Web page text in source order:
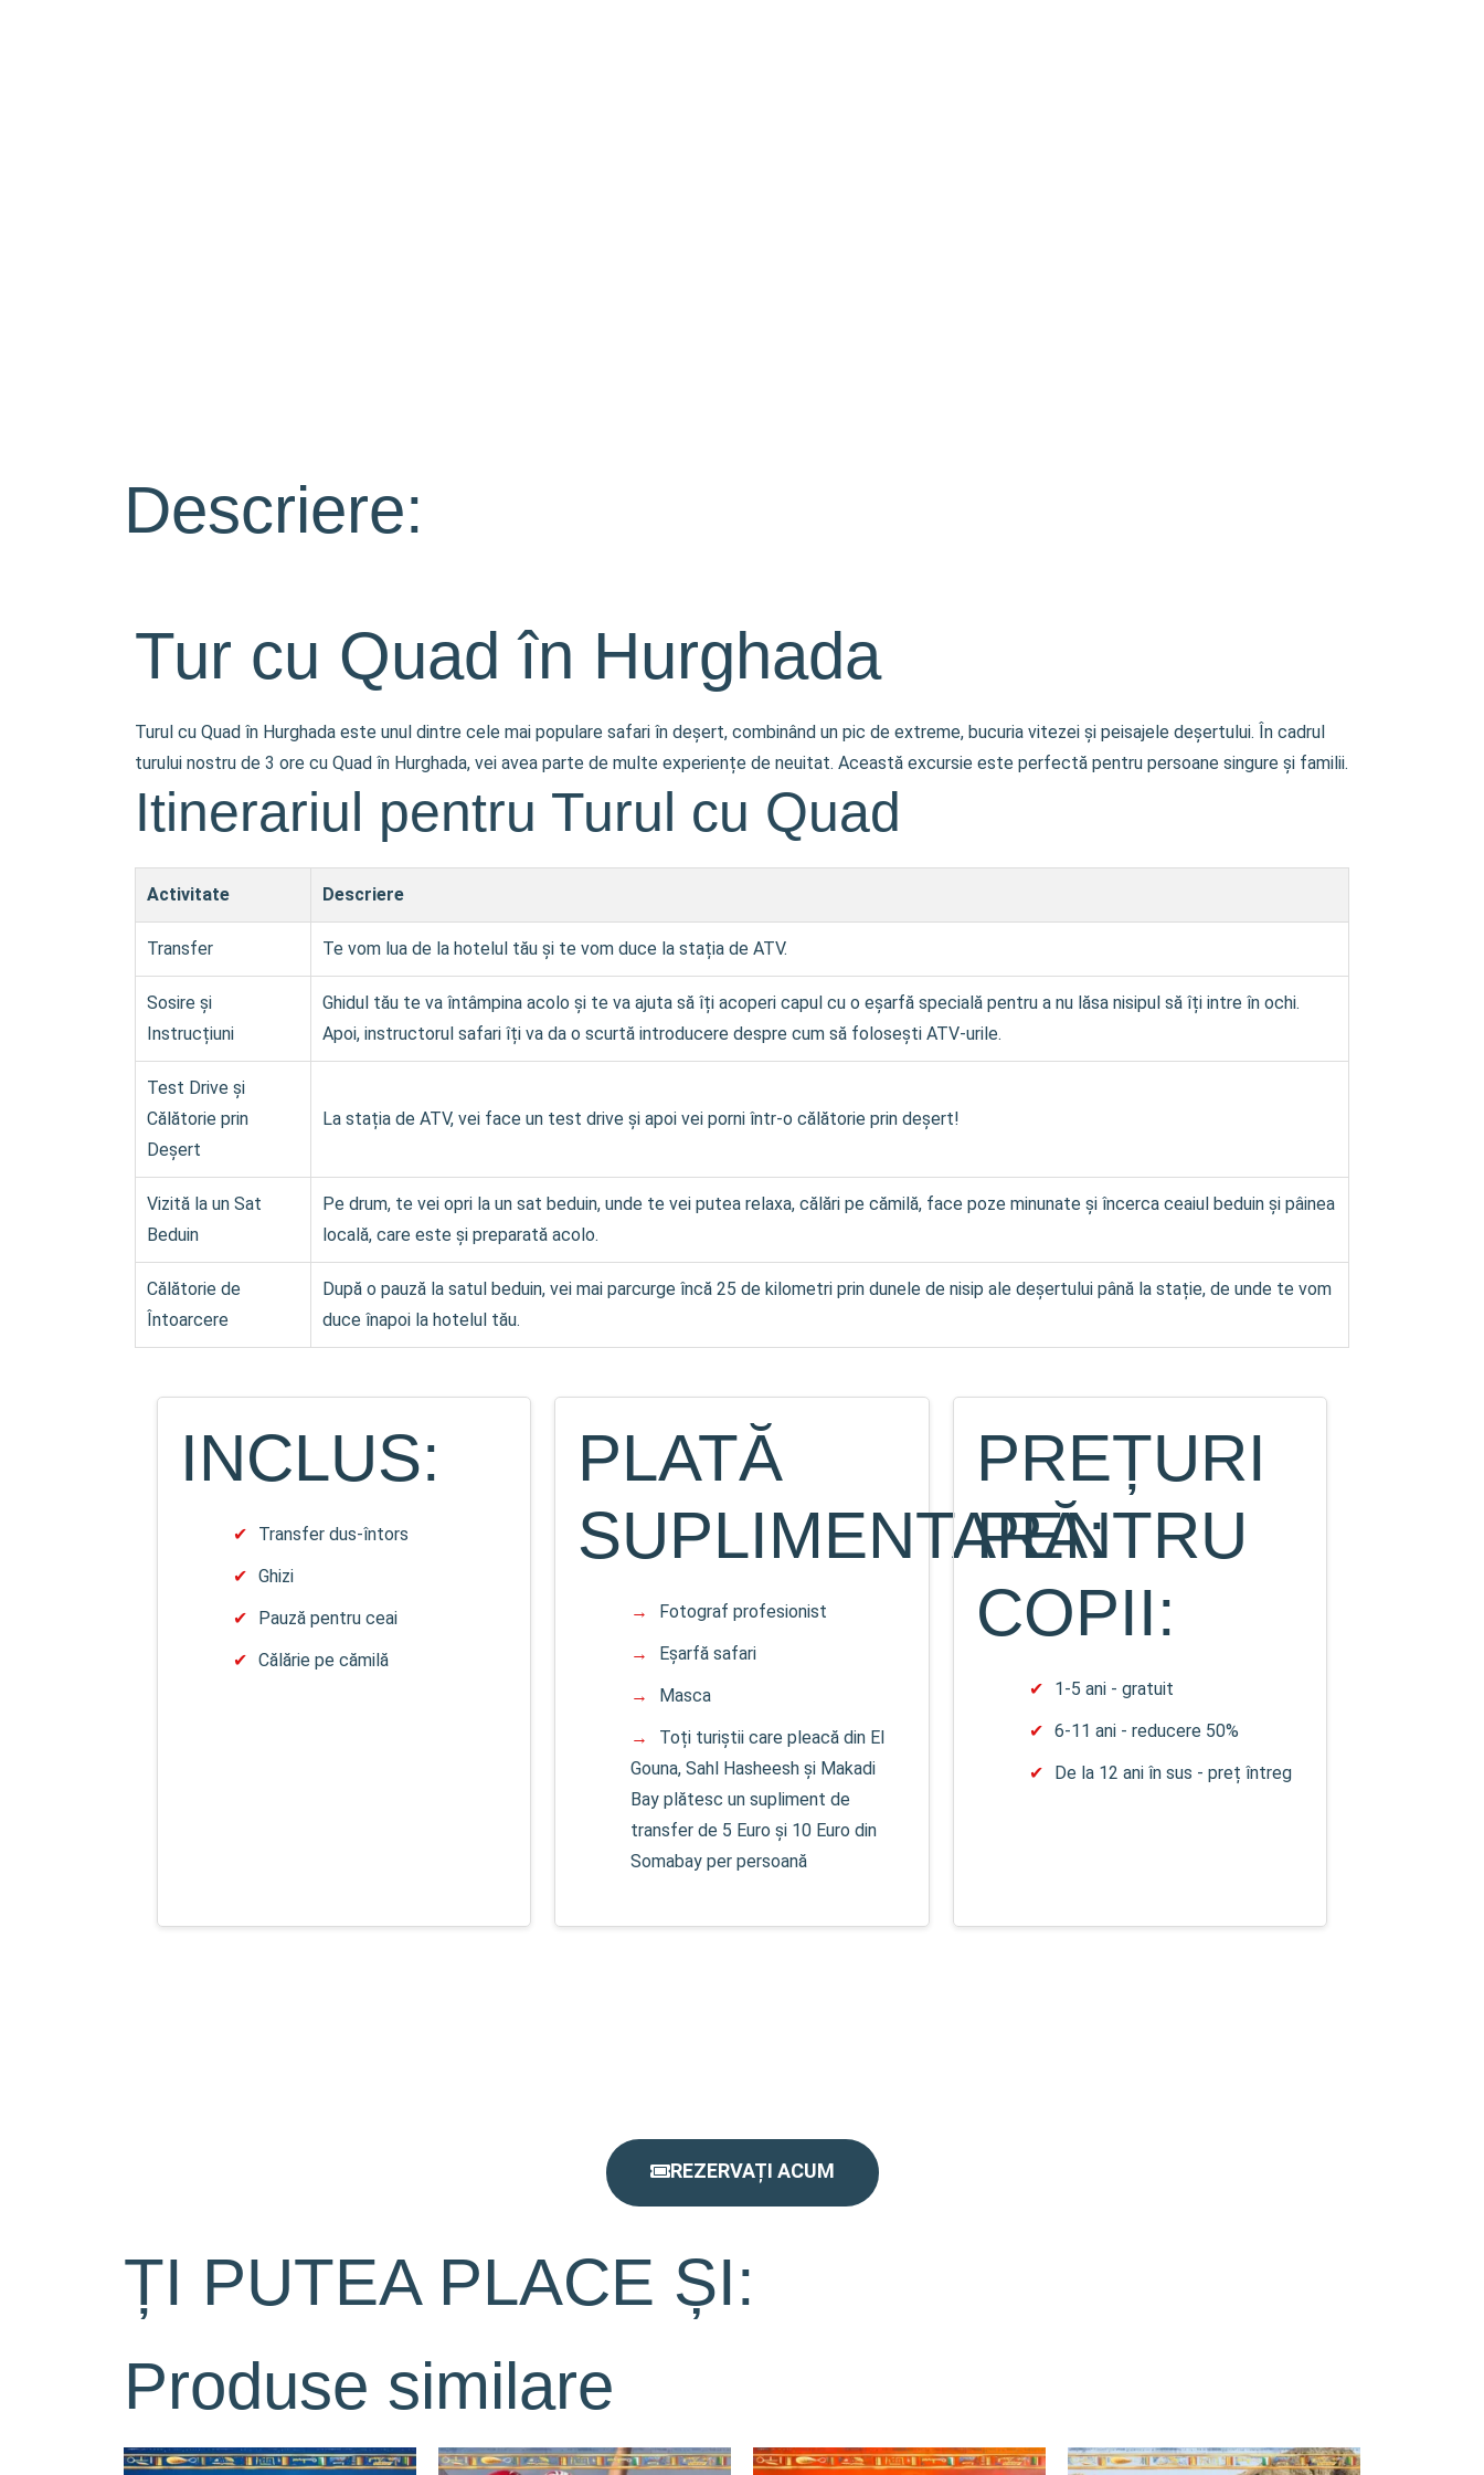
Descriere:
Tur cu Quad în Hurghada
Turul cu Quad în Hurghada este unul dintre cele mai populare safari în deșert, combinând un pic de extreme, bucuria vitezei și peisajele deșertului. În cadrul
turului nostru de 3 ore cu Quad în Hurghada, vei avea parte de multe experiențe de neuitat. Această excursie este perfectă pentru persoane singure și familii.
Itinerariul pentru Turul cu Quad
Activitate Descriere
Transfer Te vom lua de la hotelul tău și te vom duce la stația de ATV.
Sosire și
Instrucțiuni
Ghidul tău te va întâmpina acolo și te va ajuta să îți acoperi capul cu o eșarfă specială pentru a nu lăsa nisipul să îți intre în ochi.
Apoi, instructorul safari îți va da o scurtă introducere despre cum să folosești ATV-urile.
Test Drive și
Călătorie prin
Deșert
La stația de ATV, vei face un test drive și apoi vei porni într-o călătorie prin deșert!
Vizită la un Sat
Beduin
Pe drum, te vei opri la un sat beduin, unde te vei putea relaxa, călări pe cămilă, face poze minunate și încerca ceaiul beduin și pâinea
locală, care este și preparată acolo.
Călătorie de
Întoarcere
După o pauză la satul beduin, vei mai parcurge încă 25 de kilometri prin dunele de nisip ale deșertului până la stație, de unde te vom
duce înapoi la hotelul tău.
INCLUS:
Transfer dus-întors
Ghizi
Pauză pentru ceai
Călărie pe cămilă
PLATĂ
SUPLIMENTARĂ:
Fotograf profesionist
Eșarfă safari
Masca
Toți turiștii care pleacă din El
Gouna, Sahl Hasheesh și Makadi
Bay plătesc un supliment de
transfer de 5 Euro și 10 Euro din
Somabay per persoană
PREȚURI
PENTRU
COPII:
1-5 ani - gratuit
6-11 ani - reducere 50%
De la 12 ani în sus - preț întreg
REZERVAȚI ACUM
ȚI PUTEA PLACE ȘI:
Produse similare